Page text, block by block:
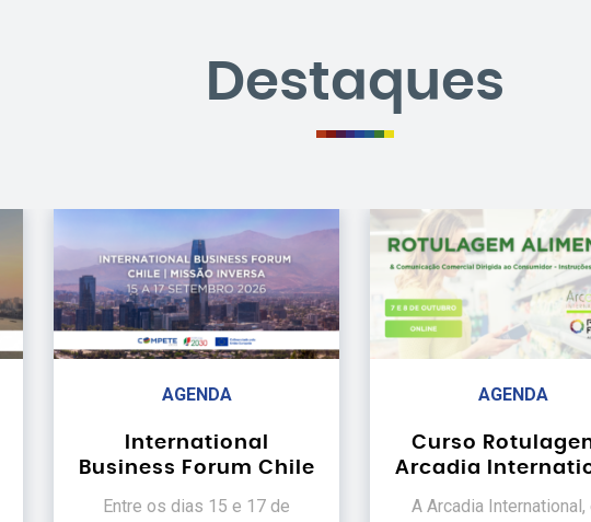
Destaques
AGENDA
International
Business Forum Chile
Entre os dias 15 e 17 de
AGENDA
Curso
Arcadia
A Arcadia International,